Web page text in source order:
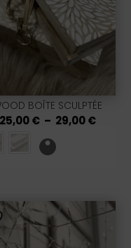
BOÎTE SCULPTÉE
25,00€ – 29,00€Plage